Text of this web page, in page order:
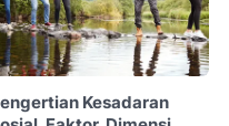
Kesadaran